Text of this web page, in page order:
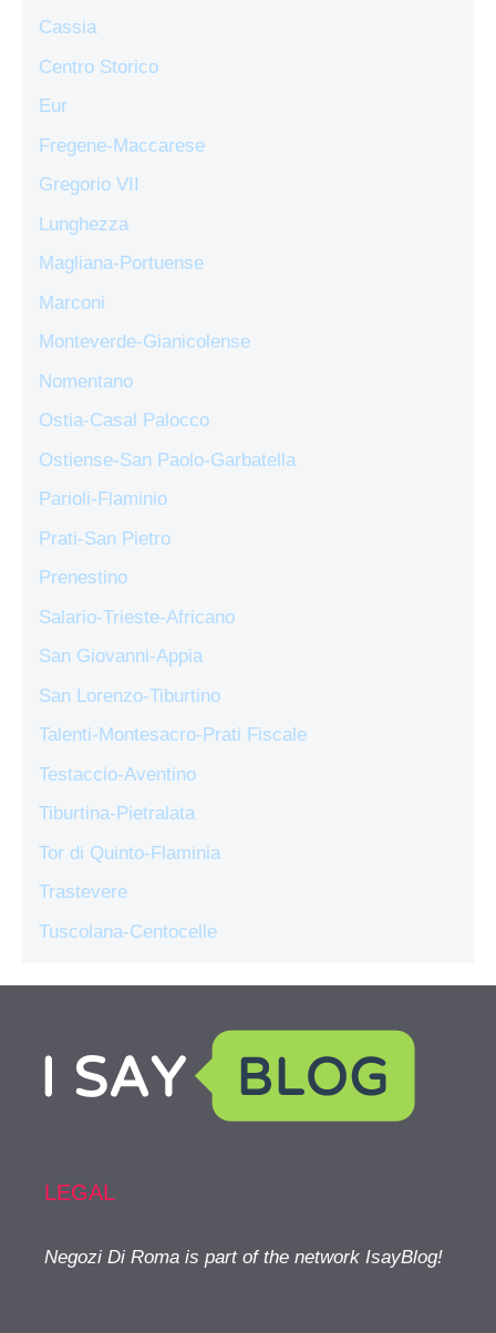
Cassia
Centro Storico
Eur
Fregene-Maccarese
Gregorio VII
Lunghezza
Magliana-Portuense
Marconi
Monteverde-Gianicolense
Nomentano
Ostia-Casal Palocco
Ostiense-San Paolo-Garbatella
Parioli-Flaminio
Prati-San Pietro
Prenestino
Salario-Trieste-Africano
San Giovanni-Appia
San Lorenzo-Tiburtino
Talenti-Montesacro-Prati Fiscale
Testaccio-Aventino
Tiburtina-Pietralata
Tor di Quinto-Flaminia
Trastevere
Tuscolana-Centocelle
LEGAL
Negozi Di Roma is part of the network IsayBlog!